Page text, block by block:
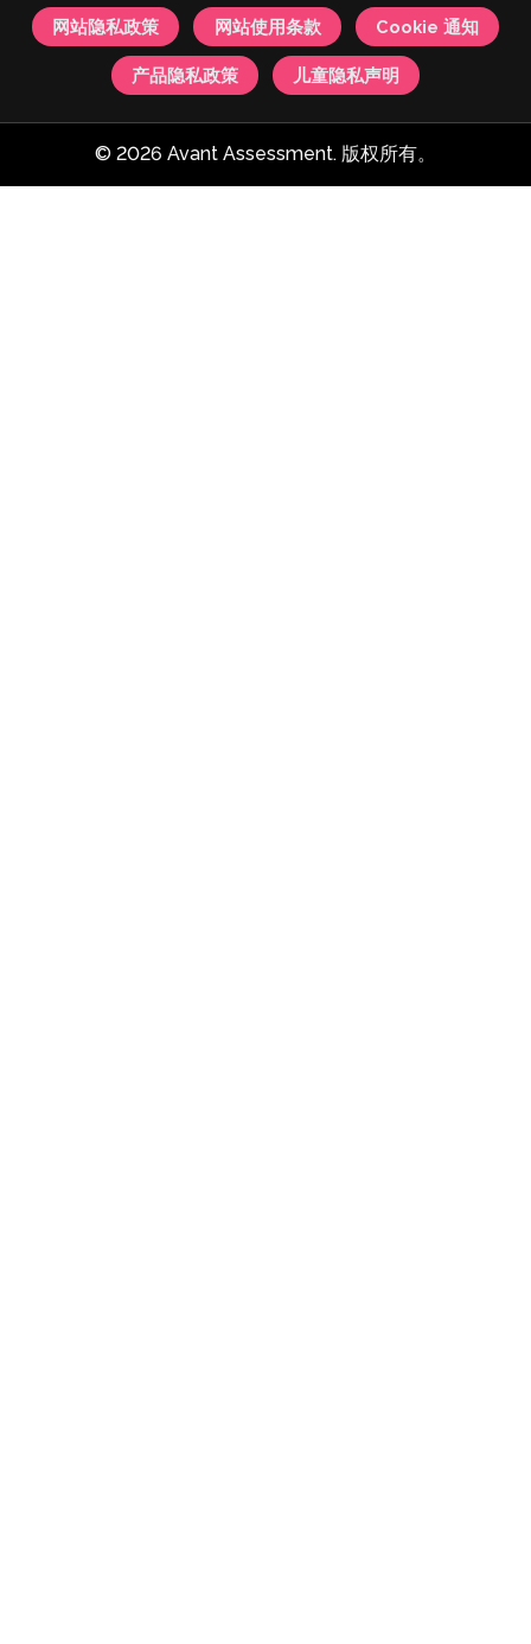
网站隐私政策 网站使用条款 Cookie 通知
产品隐私政策 儿童隐私声明
© 2026 Avant Assessment. 版权所有。